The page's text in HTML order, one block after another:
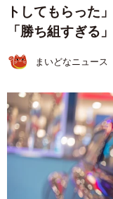
トしてもらった
「勝ち組すぎる
まいどなニュース